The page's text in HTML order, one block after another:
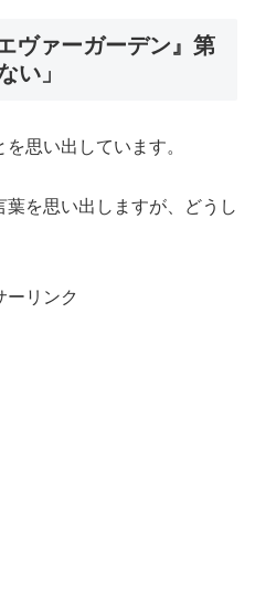
ヴァーガーデン』第
い」
思い出しています。
を思い出しますが、どうし
ーリンク